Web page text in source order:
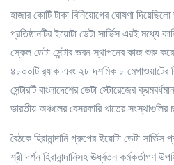
হাজার কোটি টাকা বিনিয়োগের ঘোষণা দিয়েছিলো
প্রতিষ্ঠানটির ইয়োটা ডেটা সার্ভিস এরই মধ্যে
স্কেল ডেটা সেন্টার ভবন স্থাপনের কাজ শুরু
৪৮০০টি র‌্যাক এবং ২৮ দশমিক ৮
সেন্টারটি বাংলাদেশের ডেটা স্টোরেজের
ভারতীয় অঞ্চলের বেসরকারি খাতের সংস্থাগুলির
বৈঠকে হিরানান্দানি গ্রুপের ইয়োটা ডেটা
শ্রী দর্শন হিরানান্দানিসহ ঊর্ধ্বতন কর্মকর্তাগণ